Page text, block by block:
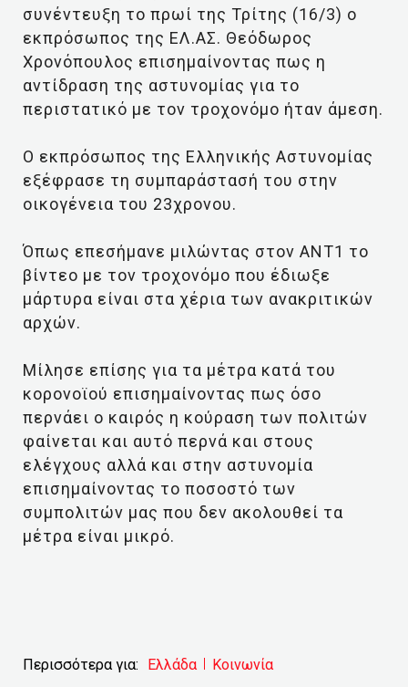
συνέντευξη το πρωί της Τρίτης (16/3) ο
εκπρόσωπος της ΕΛ.ΑΣ. Θεόδωρος
Χρονόπουλος επισημαίνοντας πως η
αντίδραση της αστυνομίας για το
περιστατικό με τον τροχονόμο ήταν άμεση.
Ο εκπρόσωπος της Ελληνικής Αστυνομίας
εξέφρασε τη συμπαράστασή του στην
οικογένεια του 23χρονου.
Όπως επεσήμανε μιλώντας στον ANT1 το
βίντεο με τον τροχονόμο που έδιωξε
μάρτυρα είναι στα χέρια των ανακριτικών
αρχών.
Μίλησε επίσης για τα μέτρα κατά του
κορονοϊού επισημαίνοντας πως όσο
περνάει ο καιρός η κούραση των πολιτών
φαίνεται και αυτό περνά και στους
ελέγχους αλλά και στην αστυνομία
επισημαίνοντας το ποσοστό των
συμπολιτών μας που δεν ακολουθεί τα
μέτρα είναι μικρό.
Περισσότερα για: Ελλάδα Κοινωνία